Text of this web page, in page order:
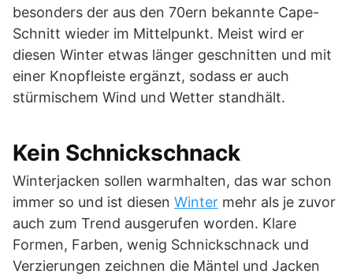
besonders der aus den 70ern bekannte Cape-
Schnitt wieder im Mittelpunkt. Meist wird er
diesen Winter etwas länger geschnitten und mit
einer Knopfleiste ergänzt, sodass er auch
stürmischem Wind und Wetter standhält.
Kein Schnickschnack
Winterjacken sollen warmhalten, das war schon
immer so und ist diesen Winter mehr als je zuvor
auch zum Trend ausgerufen worden. Klare
Formen, Farben, wenig Schnickschnack und
Verzierungen zeichnen die Mäntel und Jacken